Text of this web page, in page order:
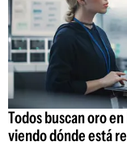
Todos buscan oro
viendo dónde está